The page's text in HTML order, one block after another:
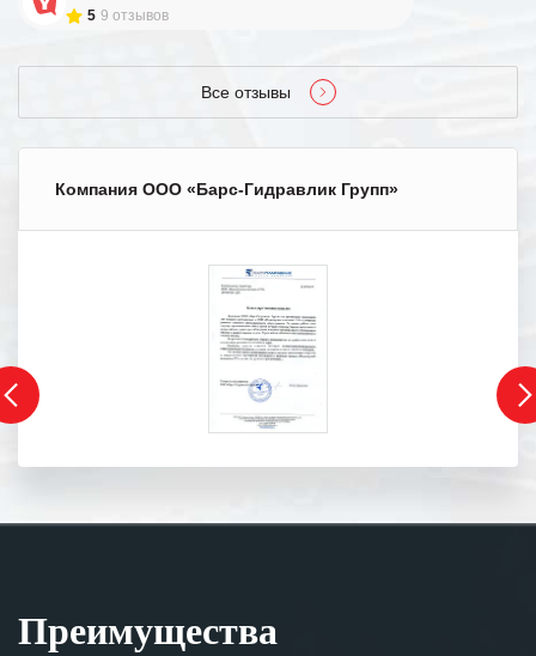
5 9 отзывов
Все отзывы
Компания ООО «Барс-Гидравлик Групп»
Преимущества